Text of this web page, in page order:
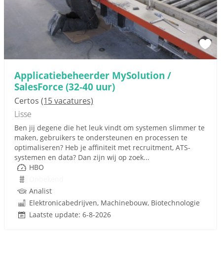
Applicatiebeheerder MySolution /
SalesForce (32-40 uur)
Certos (15 vacatures)
Lisse
Ben jij degene die het leuk vindt om systemen slimmer te
maken, gebruikers te ondersteunen en processen te
optimaliseren? Heb je affiniteit met recruitment, ATS-
systemen en data? Dan zijn wij op zoek...
HBO
Analist
Elektronicabedrijven, Machinebouw, Biotechnologie
Laatste update: 6-8-2026